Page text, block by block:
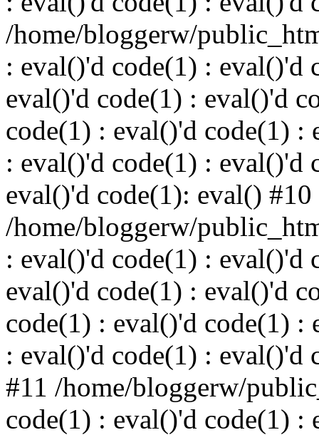
/home/bloggerw/
: eval()'d code(1) : eval()'d
eval()'d code(1) : eval()'d
code(1) : eval()'d code(1) :
: eval()'d code(1) : eval()'d
eval()'d code(1): eval() #10
/home/bloggerw/
: eval()'d code(1) : eval()'d
eval()'d code(1) : eval()'d
code(1) : eval()'d code(1) :
: eval()'d code(1) : eval()'d
#11 /home/bloggerw/
code(1) : eval()'d code(1) :